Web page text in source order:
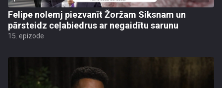
Felipe nolemj piezvanīt Žoržam Siksnam un
pārsteidz ceļabiedrus ar negaidītu sarunu
15. epizode